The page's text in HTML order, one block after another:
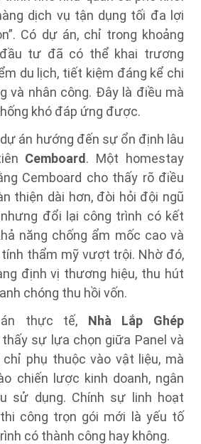
dịch vụ tận dụng tối đa lợi
Có dự án, chỉ trong khoảng
tư đã có thể khai trương
du lịch, tiết kiệm đáng kể chi
và nhân công. Đây là điều mà
khó đáp ứng được.
án hướng đến sự ổn định lâu
Cemboard . Một homestay
Cemboard cho thấy rõ điều
thiện dài hơn, đòi hỏi đội ngũ
đổi lại công trình có kết
năng chống ẩm mốc cao và
tính thẩm mỹ vượt trội. Nhờ đó,
định vị thương hiệu, thu hút
chóng thu hồi vốn.
thực tế, Nhà Lắp Ghép
thấy sự lựa chọn giữa Panel và
chỉ phụ thuộc vào vật liệu, mà
chiến lược kinh doanh, ngân
sử dụng. Chính sự linh hoạt
công trọn gói mới là yếu tố
có thành công hay không.